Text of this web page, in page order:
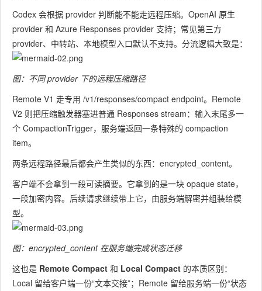
Codex 会根据 provider 判断能不能走远程压缩。OpenAI 原生
provider 和 Azure Responses provider 支持；常见第三方
provider、中转站、本地模型入口默认不支持。分流逻辑大致是：
图：不同 provider 下的远程压缩路径
Remote V1 走专用 /v1/responses/compact endpoint。Remote
V2 则把压缩触发器塞进普通 Responses stream：输入末尾多一
个 CompactionTrigger，服务端返回一条特殊的 compaction
item。
两条远程路径最后都会产生类似的东西： encrypted_content。
客户端不会拿到一段可读摘要。它拿到的是一块 opaque state，
一段加密内容。后续请求继续带上它，由服务端解密并组装给模
型。
图：encrypted_content 在服务端完成状态迁移
这也是 Remote Compact 和 Local Compact 的本质区别：
Local 留给客户端一份“文本交接”；Remote 留给服务端一份“状态